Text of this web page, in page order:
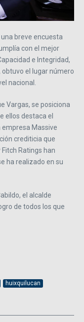
una breve encuesta
con el mejor
e Integridad,
obtuvo el lugar número
nacional.
Vargas, se posiciona
ellos destaca el
Massive
crediticia que
Ratings han
ha realizado en su
el alcalde
de todos los que
huixquilucan